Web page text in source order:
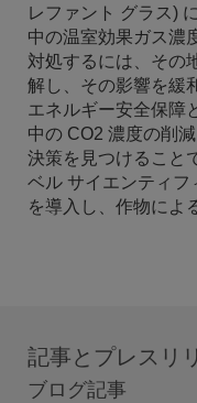
レファント グラス)
中の温室効果ガス濃
対処するには、その
解し、その影響を緩
エネルギー安全保障
中の CO2 濃度の削
決策を見つけること
ベル サイエンティフ
を導入し、作物によ
記事とプレスリ
ブログ記事